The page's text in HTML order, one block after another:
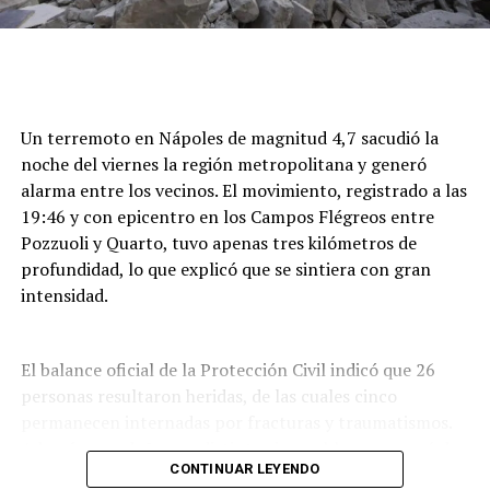
Capital (PCC) y los carteles de la droga en México, según
dijo Lajst en declaraciones a la señal latinoamericana de
noticias DNEWS.
“Las operaciones de Hezbollah afuera del Líbano, de una
cierta forma pueden disminuir. Mientras, lo que
intentan es lavar más plata, traer un poco más de plata
Brasil con el Primer Comando de la Capital
(PCC)”, comentó.
organización internacional sin fines de lucro fundada en
Un terremoto en Nápoles de magnitud 4,7 sacudió la
noche del viernes la región metropolitana y generó
alarma entre los vecinos. El movimiento, registrado a las
19:46 y con epicentro en los Campos Flégreos entre
Pozzuoli y Quarto, tuvo apenas tres kilómetros de
profundidad, lo que explicó que se sintiera con gran
intensidad.
El balance oficial de la Protección Civil indicó que 26
personas resultaron heridas, de las cuales cinco
Además, por daños en distintos inmuebles se evacuó de
forma preventiva a unas 300 personas,
CONTINUAR LEYENDO